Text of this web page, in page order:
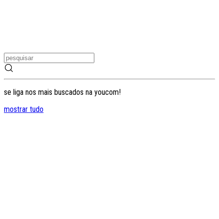
se liga nos mais buscados na youcom!
mostrar tudo